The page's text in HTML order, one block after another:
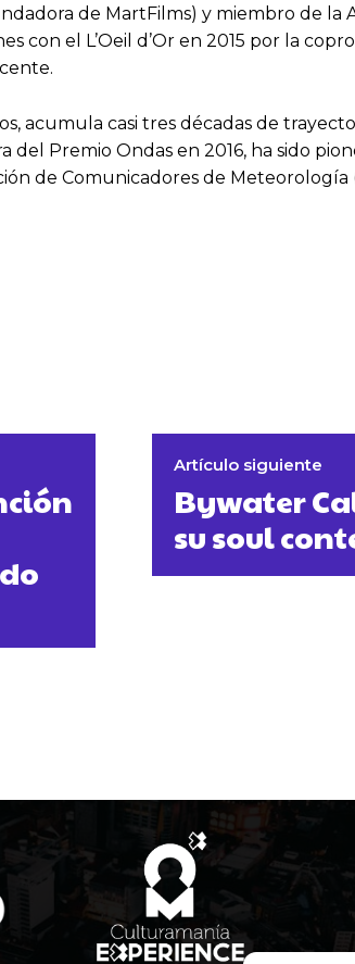
de MartFilms) y miembro de la
con el L’Oeil d’Or en 2015 por la
acumula casi tres décadas de
Premio Ondas en 2016, ha sido
de Comunicadores de Meteorología
Artículo siguiente
Bywater
su soul